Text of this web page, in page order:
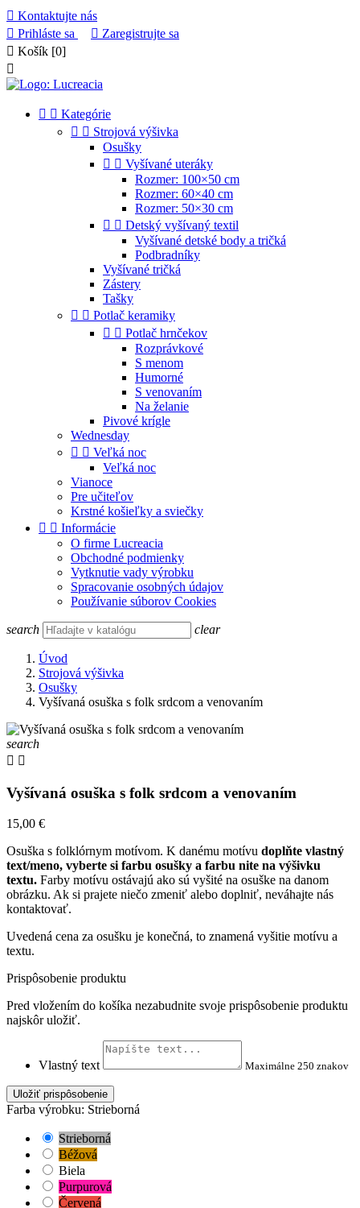
 Kontaktujte nás
 Prihláste sa  Zaregistrujte sa
 Košík [0]

  Kategórie
  Strojová výšivka
Osušky
  Vyšívané uteráky
Rozmer: 100×50 cm
Rozmer: 60×40 cm
Rozmer: 50×30 cm
  Detský vyšívaný textil
Vyšívané detské body a tričká
Podbradníky
Vyšívané tričká
Zástery
Tašky
  Potlač keramiky
  Potlač hrnčekov
Rozprávkové
S menom
Humorné
S venovaním
Na želanie
Pivové krígle
Wednesday
  Veľká noc
Veľká noc
Vianoce
Pre učiteľov
Krstné košieľky a sviečky
  Informácie
O firme Lucreacia
Obchodné podmienky
Vytknutie vady výrobku
Spracovanie osobných údajov
Používanie súborov Cookies
search clear
Úvod
Strojová výšivka
Osušky
Vyšívaná osuška s folk srdcom a venovaním
search
 
Vyšívaná osuška s folk srdcom a venovaním
15,00 €
Osuška s folklórnym motívom. K danému motívu doplňte vlastný
text/meno, vyberte si farbu osušky a farbu nite na výšivku
textu. Farby motívu ostávajú ako sú vyšité na osuške na danom
obrázku. Ak si prajete niečo zmeniť alebo doplniť, neváhajte nás
kontaktovať.
Uvedená cena za osušku je konečná, to znamená vyšitie motívu a
textu.
Prispôsobenie produktu
Pred vložením do košíka nezabudnite svoje prispôsobenie produktu
najskôr uložiť.
Vlastný text Maximálne 250 znakov
Uložiť prispôsobenie
Farba výrobku: Strieborná
Strieborná
Béžová
Biela
Purpurová
Červená